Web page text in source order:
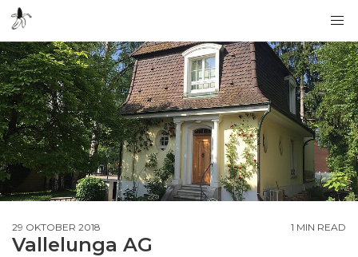
29 OKTOBER 2018 1 MIN READ
Vallelunga AG